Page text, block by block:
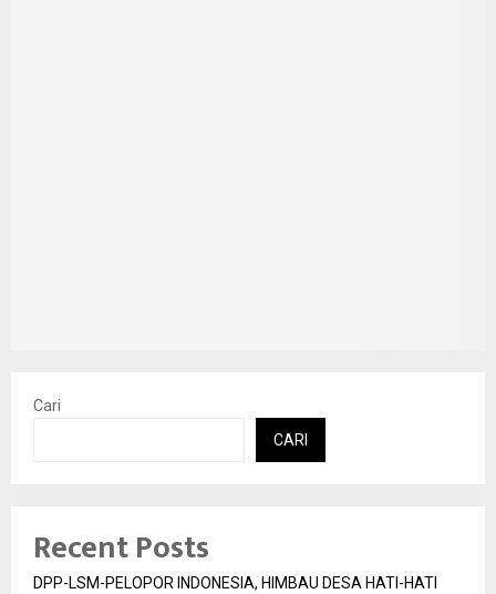
Cari
CARI
Recent Posts
DPP-LSM-PELOPOR INDONESIA, HIMBAU DESA HATI-HATI